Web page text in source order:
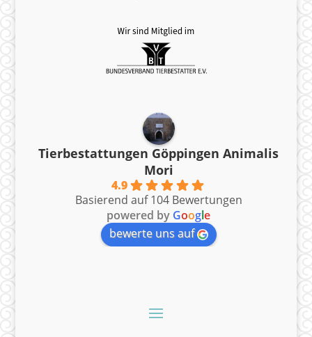
Tierbestattungen Göppingen Animalis
Mori
4.9
Basierend auf 104 Bewertungen
powered by Google
bewerte uns auf